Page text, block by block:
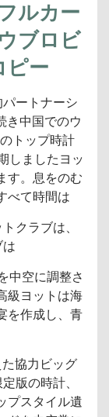
ルカー
ブロビ
ピー
ートナーシ
き中国でのウ
トップ時計
しましたヨッ
す。息をのむ
べて時間は
クラブは、
は
中空に調整さ
級ヨットは海
を作成し、青
協力ビッグ
版の時計、
プスタイル遺